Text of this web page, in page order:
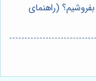
(راهنمای